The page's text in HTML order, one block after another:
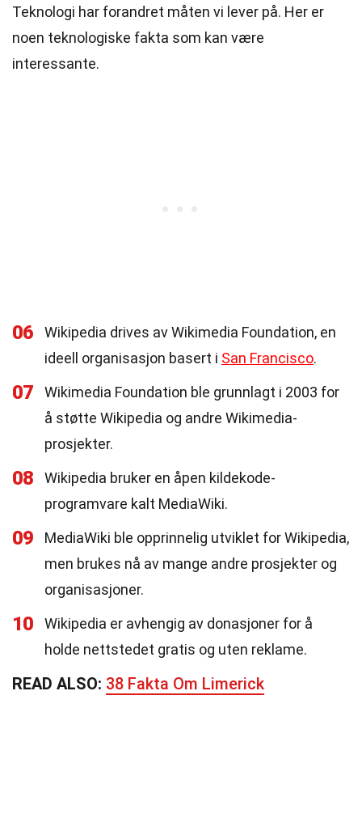
Teknologi har forandret måten vi lever på. Her er
noen teknologiske fakta som kan være
interessante.
06
Wikipedia drives av Wikimedia Foundation, en
ideell organisasjon basert i San Francisco.
07
Wikimedia Foundation ble grunnlagt i 2003 for
å støtte Wikipedia og andre Wikimedia-
prosjekter.
08
Wikipedia bruker en åpen kildekode-
programvare kalt MediaWiki.
09
MediaWiki ble opprinnelig utviklet for Wikipedia,
men brukes nå av mange andre prosjekter og
organisasjoner.
10
Wikipedia er avhengig av donasjoner for å
holde nettstedet gratis og uten reklame.
READ ALSO: 38 Fakta Om Limerick